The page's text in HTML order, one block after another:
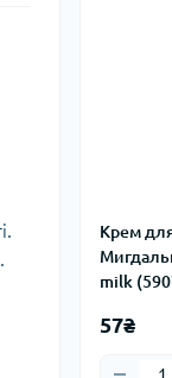
Крем
milk
57₴